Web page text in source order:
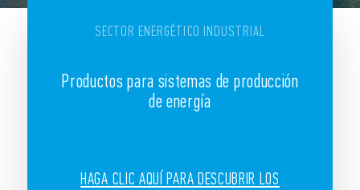
SECTOR ENERGÉTICO INDUSTRIAL
Productos para sistemas de producción
de energía
HAGA CLIC AQUÍ PARA DESCUBRIR LOS